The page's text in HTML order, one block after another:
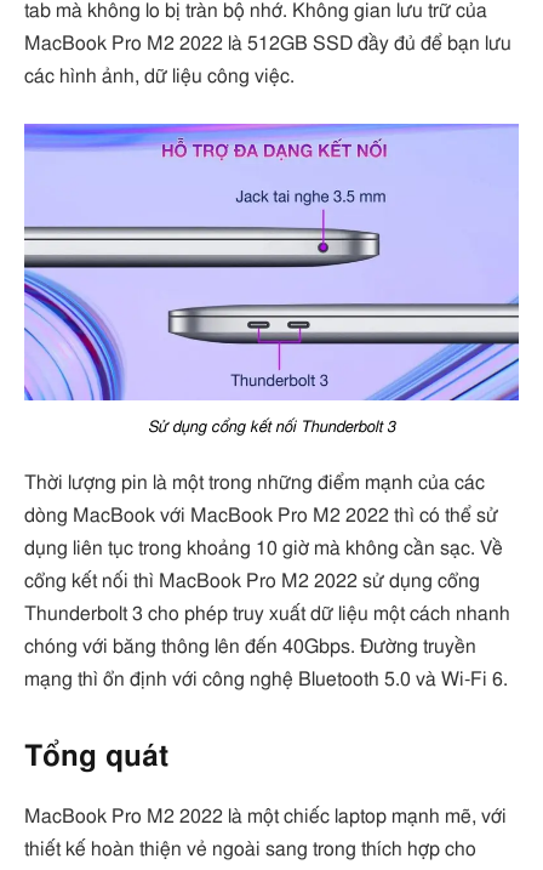
tab mà không lo bị tràn bộ nhớ. Không gian lưu trữ của
MacBook Pro M2 2022 là 512GB SSD đầy đủ để bạn lưu
các hình ảnh, dữ liệu công việc.
Sử dụng cổng kết nối Thunderbolt 3
Thời lượng pin là một trong những điểm mạnh của các
dòng MacBook với MacBook Pro M2 2022 thì có thể sử
dụng liên tục trong khoảng 10 giờ mà không cần sạc. Về
cổng kết nối thì MacBook Pro M2 2022 sử dụng cổng
Thunderbolt 3 cho phép truy xuất dữ liệu một cách nhanh
chóng với băng thông lên đến 40Gbps. Đường truyền
mạng thì ổn định với công nghệ Bluetooth 5.0 và Wi-Fi 6.
Tổng quát
MacBook Pro M2 2022 là một chiếc laptop mạnh mẽ, với
thiết kế hoàn thiện vẻ ngoài sang trong thích hợp cho